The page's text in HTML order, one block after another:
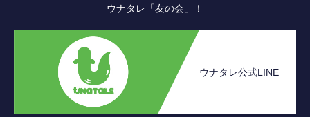
ウナタレ「友の会」！
ウナタレ公式LINE